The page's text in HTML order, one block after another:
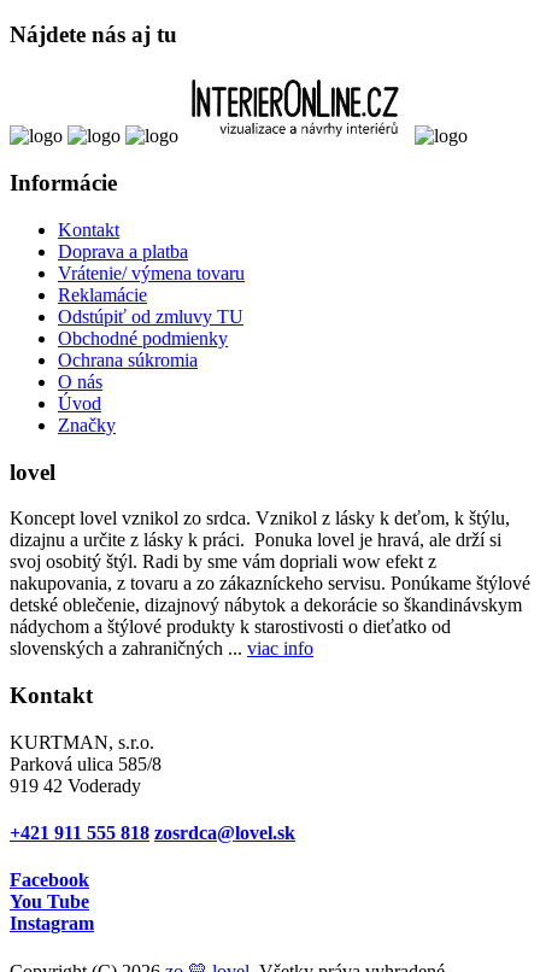
Nájdete nás aj tu
Informácie
Kontakt
Doprava a platba
Vrátenie/ výmena tovaru
Reklamácie
Odstúpiť od zmluvy TU
Obchodné podmienky
Ochrana súkromia
O nás
Úvod
Značky
lovel
Koncept lovel vznikol zo srdca. Vznikol z lásky k deťom, k štýlu,
dizajnu a určite z lásky k práci. Ponuka lovel je hravá, ale drží si
svoj osobitý štýl. Radi by sme vám dopriali wow efekt z
nakupovania, z tovaru a zo zákazníckeho servisu. Ponúkame štýlové
detské oblečenie, dizajnový nábytok a dekorácie so škandinávskym
nádychom a štýlové produkty k starostivosti o dieťatko od
slovenských a zahraničných ... viac info
Kontakt
KURTMAN, s.r.o.
Parková ulica 585/8
919 42 Voderady
+421 911 555 818 zosrdca@lovel.sk
Facebook
You Tube
Instagram